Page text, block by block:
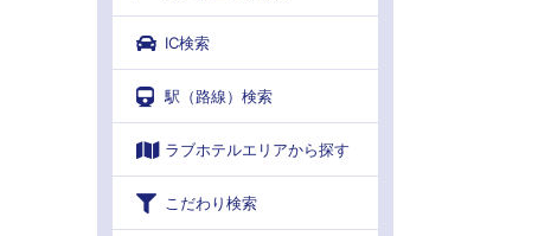
IC検索
駅（路線）検索
ラブホテルエリアから探す
こだわり検索